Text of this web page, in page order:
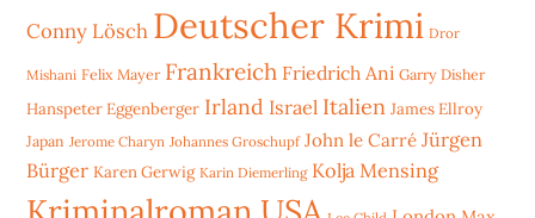
Conny Lösch Deutscher Krimi Dror
Mishani Felix Mayer Frankreich Friedrich Ani Garry Disher
Hanspeter Eggenberger Irland Israel Italien James Ellroy
Japan Jerome Charyn Johannes Groschupf John le Carré Jürgen
Bürger Karen Gerwig Karin Diemerling Kolja Mensing